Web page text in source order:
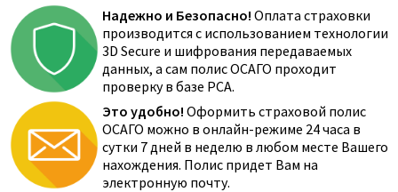
Надежно и Безопасно! Оплата страховки
производится с использованием технологии
3D Secure и шифрования передаваемых
данных, а сам полис ОСАГО проходит
проверку в базе РСА.
Это удобно! Оформить страховой полис
ОСАГО можно в онлайн-режиме 24 часа в
сутки 7 дней в неделю в любом месте Вашего
нахождения. Полис придет Вам на
электронную почту.